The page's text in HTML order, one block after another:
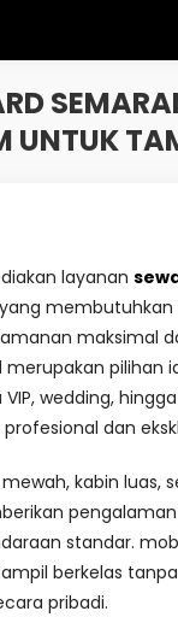
UNTUK
layanan
membutuhkan
maksimal
merupakan pilihan
wedding,
dan
kabin luas,
standar.
berkelas
pribadi.